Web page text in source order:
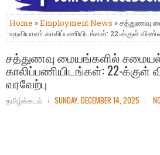
Home »Employment News » சத்துணவு
உதவியாளா் காலிப்பணியிடங்கள்: 22-க்குள்
சத்துணவு மையங்களில்
காலிப்பணியிடங்கள்: 22-
வரவேற்பு
தமிழ்க்கடல் SUNDAY, DECEMBER 14, 2025